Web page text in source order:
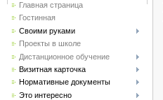
Главная страница
Гостинная
Своими руками
Проекты в школе
Дистанционное обучение
Визитная карточка
Нормативные документы
Это интересно